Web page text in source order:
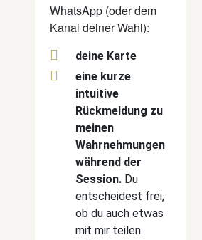
WhatsApp (oder dem
Kanal deiner Wahl):
deine Karte
eine kurze
intuitive
Rückmeldung zu
meinen
Wahrnehmungen
während der
Session.Du
entscheidest frei,
ob du auch etwas
mit mir teilen